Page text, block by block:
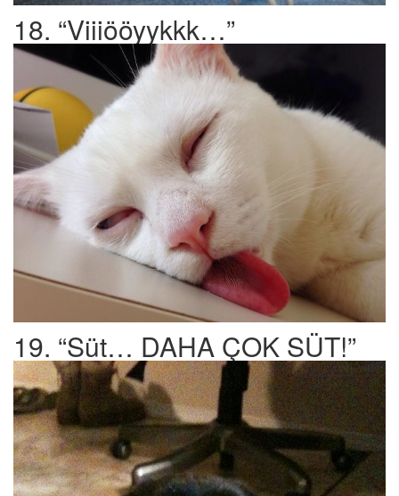
18. “Viiiööyykkk…”
19. “Süt… DAHA ÇOK SÜT!”